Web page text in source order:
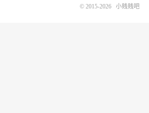
© 2015-2026 小贱贱吧